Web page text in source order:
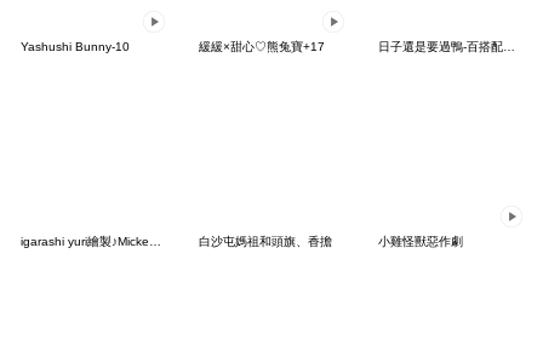
Yashushi Bunny-10 緩緩×甜心♡熊兔寶+17 日子還是要過鴨-百搭配件鴨
igarashi yuri繪製♪Mickey & Friends 白沙屯媽祖和頭旗、香擔 小雞怪獸惡作劇